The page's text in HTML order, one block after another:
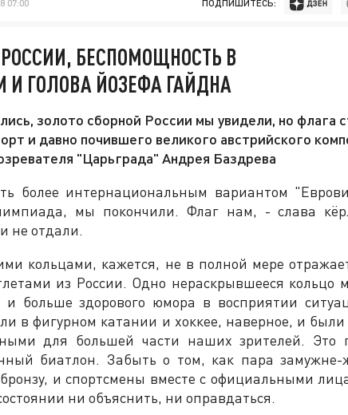
07:00 ПОДПИШИТЕСЬ:
БЕСПОМОЩНОСТЬ В
И ГОЛОВА ЙОЗЕФА ГАЙДНА
золото сборной России мы увидели, но флага
и давно почившего великого австрийского
"Царьграда" Андрея Баздрева
более интернациональным вариантом
мы покончили. Флаг нам, - слава
не отдали.
кольцами, кажется, не в полной мере
из России. Одно нераскрывшееся кольцо
и больше здорового юмора в восприятии
в фигурном катании и хоккее, наверное, и
для большей части наших зрителей. Это
биатлон. Забыть о том, как пара замужне-
и спортсмены вместе с официальными
ни объяснить, ни оправдаться.